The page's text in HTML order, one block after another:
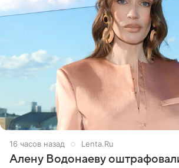
16 часов назад Lenta.Ru
Алену Водонаеву